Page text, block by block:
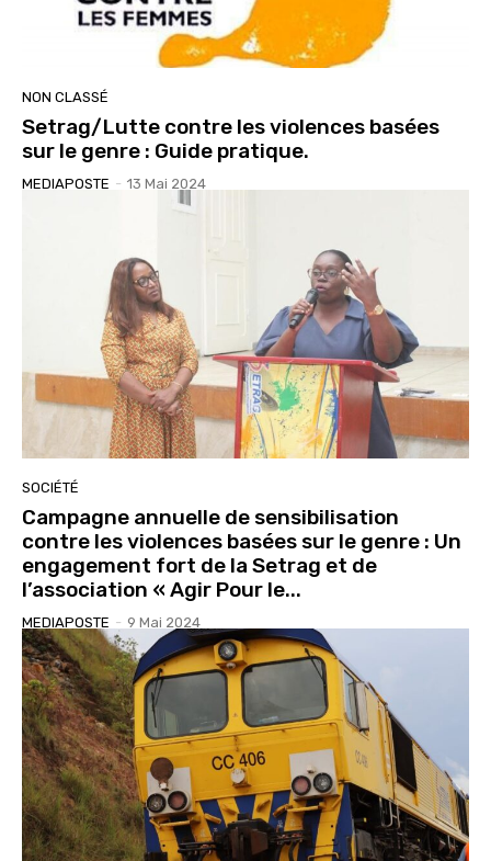
NON CLASSÉ
Setrag/Lutte contre les violences basées
sur le genre : Guide pratique.
MEDIAPOSTE - 13 Mai 2024
SOCIÉTÉ
Campagne annuelle de sensibilisation
contre les violences basées sur le genre : Un
engagement fort de la Setrag et de
l’association « Agir Pour le...
MEDIAPOSTE - 9 Mai 2024